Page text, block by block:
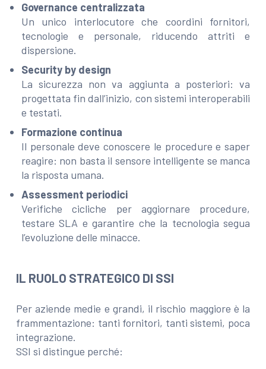
Governance centralizzata
Un unico interlocutore che coordini fornitori,
tecnologie e personale, riducendo attriti e
dispersione.
Security by design
La sicurezza non va aggiunta a posteriori: va
progettata fin dall’inizio, con sistemi interoperabili
e testati.
Formazione continua
Il personale deve conoscere le procedure e saper
reagire: non basta il sensore intelligente se manca
la risposta umana.
Assessment periodici
Verifiche cicliche per aggiornare procedure,
testare SLA e garantire che la tecnologia segua
l’evoluzione delle minacce.
IL RUOLO STRATEGICO DI SSI
Per aziende medie e grandi, il rischio maggiore è la
frammentazione: tanti fornitori, tanti sistemi, poca
integrazione.
SSI si distingue perché: